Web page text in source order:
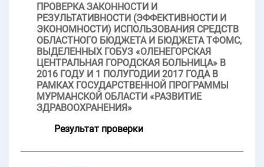
ПРОВЕРКА ЗАКОННОСТИ И
РЕЗУЛЬТАТИВНОСТИ (ЭФФЕКТИВНОСТИ И
ЭКОНОМНОСТИ) ИСПОЛЬЗОВАНИЯ СРЕДСТВ
ОБЛАСТНОГО БЮДЖЕТА И БЮДЖЕТА ТФОМС,
ВЫДЕЛЕННЫХ ГОБУЗ «ОЛЕНЕГОРСКАЯ
ЦЕНТРАЛЬНАЯ ГОРОДСКАЯ БОЛЬНИЦА» В
2016 ГОДУ И 1 ПОЛУГОДИИ 2017 ГОДА В
РАМКАХ ГОСУДАРСТВЕННОЙ ПРОГРАММЫ
МУРМАНСКОЙ ОБЛАСТИ «РАЗВИТИЕ
ЗДРАВООХРАНЕНИЯ»
Результат проверки